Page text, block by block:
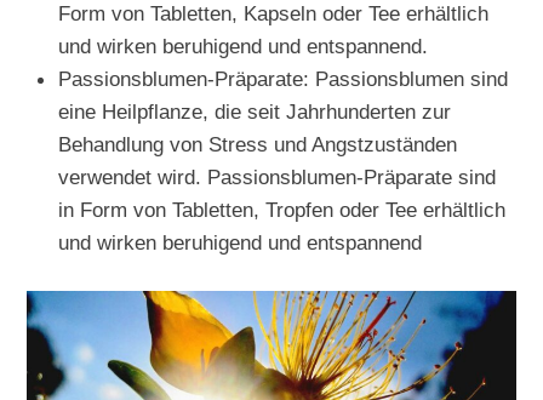
Form von Tabletten, Kapseln oder Tee erhältlich
und wirken beruhigend und entspannend.
Passionsblumen-Präparate: Passionsblumen sind
eine Heilpflanze, die seit Jahrhunderten zur
Behandlung von Stress und Angstzuständen
verwendet wird. Passionsblumen-Präparate sind
in Form von Tabletten, Tropfen oder Tee erhältlich
und wirken beruhigend und entspannend